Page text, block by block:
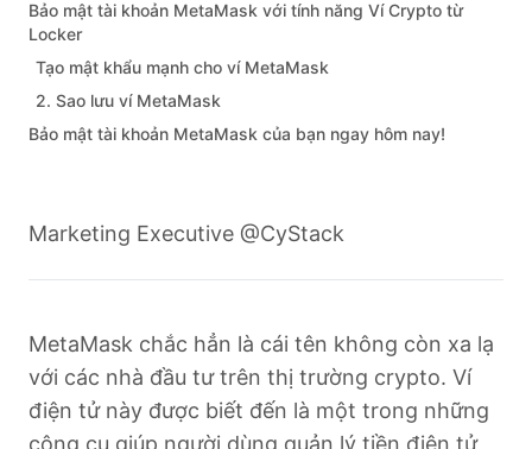
Bảo mật tài khoản MetaMask với tính năng Ví Crypto từ
Locker
Tạo mật khẩu mạnh cho ví MetaMask
2. Sao lưu ví MetaMask
Bảo mật tài khoản MetaMask của bạn ngay hôm nay!
Marketing Executive @CyStack
MetaMask chắc hẳn là cái tên không còn xa lạ
với các nhà đầu tư trên thị trường crypto. Ví
điện tử này được biết đến là một trong những
công cụ giúp người dùng quản lý tiền điện tử